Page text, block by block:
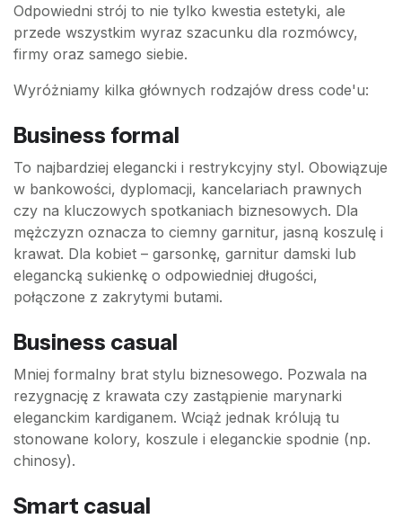
Odpowiedni strój to nie tylko kwestia estetyki, ale
przede wszystkim wyraz szacunku dla rozmówcy,
firmy oraz samego siebie.
Wyróżniamy kilka głównych rodzajów dress code'u:
Business formal
To najbardziej elegancki i restrykcyjny styl. Obowiązuje
w bankowości, dyplomacji, kancelariach prawnych
czy na kluczowych spotkaniach biznesowych. Dla
mężczyzn oznacza to ciemny garnitur, jasną koszulę i
krawat. Dla kobiet – garsonkę, garnitur damski lub
elegancką sukienkę o odpowiedniej długości,
połączone z zakrytymi butami.
Business casual
Mniej formalny brat stylu biznesowego. Pozwala na
rezygnację z krawata czy zastąpienie marynarki
eleganckim kardiganem. Wciąż jednak królują tu
stonowane kolory, koszule i eleganckie spodnie (np.
chinosy).
Smart casual